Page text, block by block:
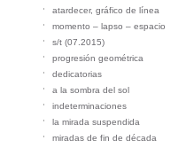
atardecer, gráfico de línea
momento – lapso – espacio
s/t (07.2015)
progresión geométrica
dedicatorias
a la sombra del sol
indeterminaciones
la mirada suspendida
miradas de fin de década